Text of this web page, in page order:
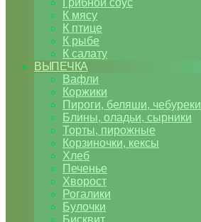
Грибной соус
К мясу
К птице
К рыбе
К салату
ВЫПЕЧКА
Вафли
Коржики
Пироги, беляши, чебуреки
Блины, оладьи, сырники
Торты, пирожные
Корзиночки, кексы
Хлеб
Печенье
Хворост
Рогалики
Булочки
Бисквит